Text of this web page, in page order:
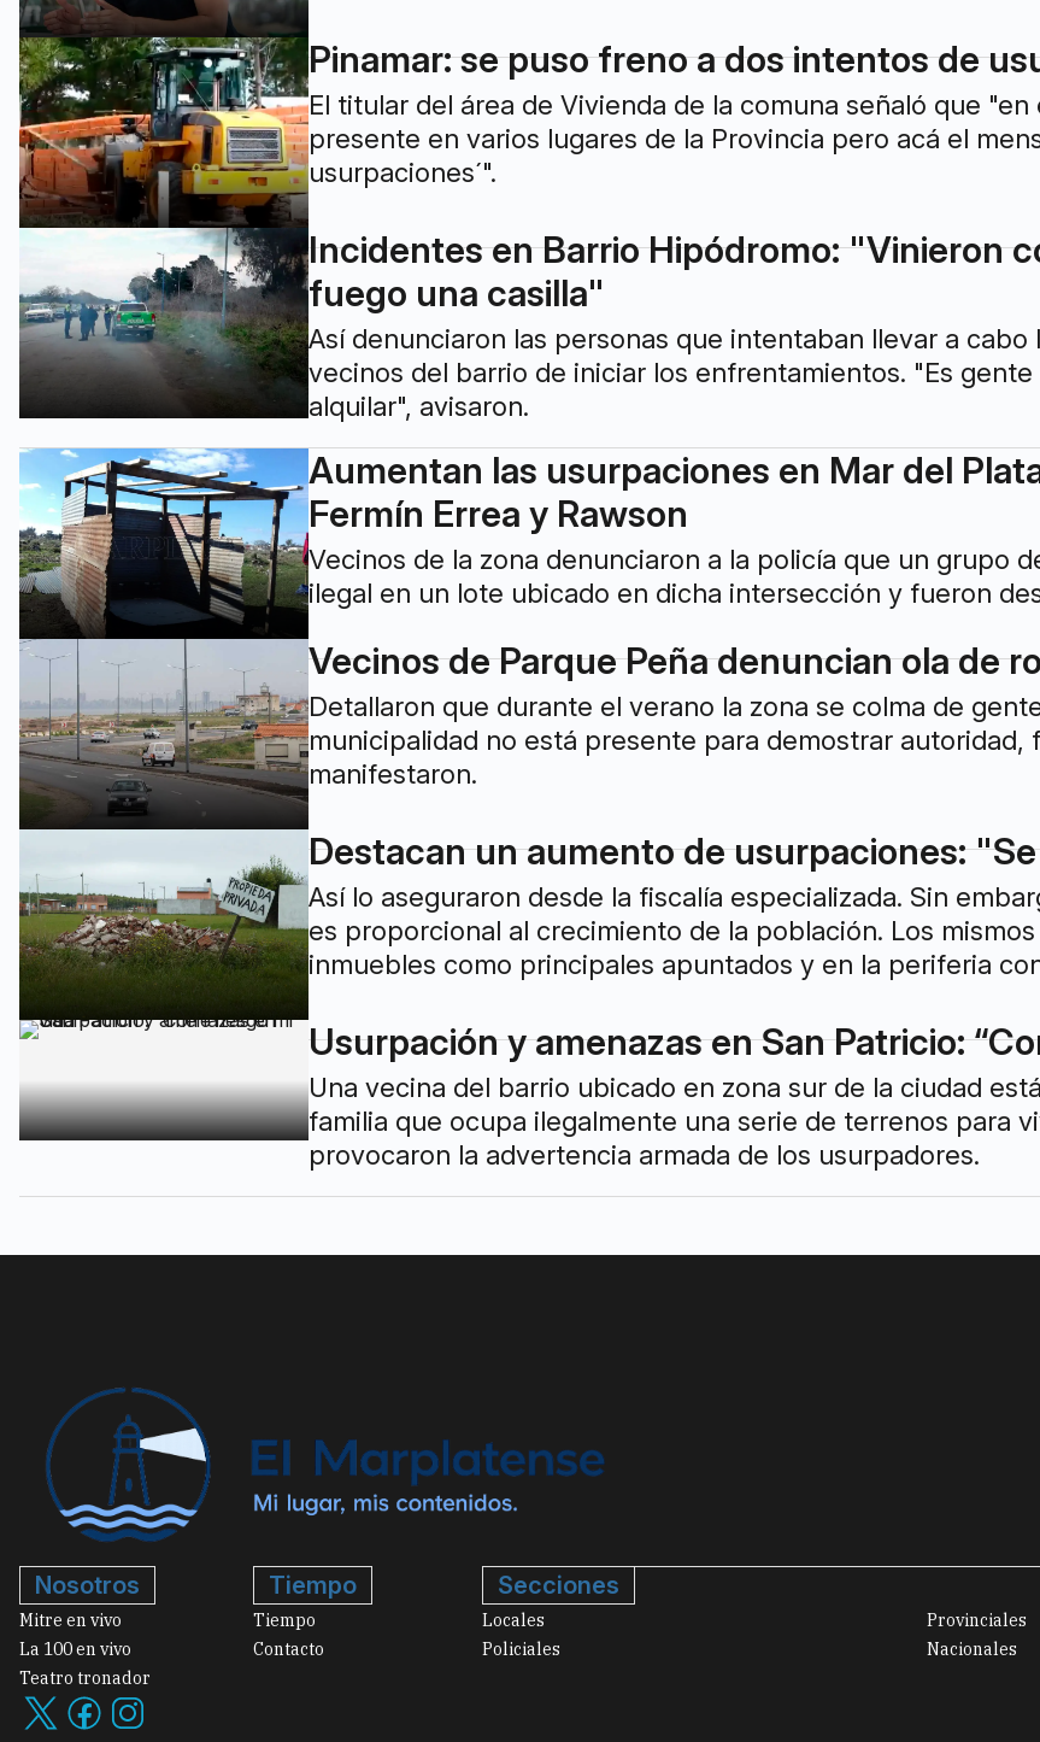
Pinamar: se puso freno a dos intentos de
El titular del área de Vivienda de la comuna señaló que
presente en varios lugares de la Provincia pero acá el
usurpaciones´".
Incidentes en Barrio Hipódromo: "Vinieron
fuego una casilla"
Así denunciaron las personas que intentaban llevar a
vecinos del barrio de iniciar los enfrentamientos. "Es
alquilar", avisaron.
Aumentan las usurpaciones en Mar del
Fermín Errea y Rawson
Vecinos de la zona denunciaron a la policía que un grupo
ilegal en un lote ubicado en dicha intersección y fueron
Vecinos de Parque Peña denuncian ola de
Detallaron que durante el verano la zona se colma de
municipalidad no está presente para demostrar
manifestaron.
Destacan un aumento de usurpaciones:
Así lo aseguraron desde la fiscalía especializada. Sin
es proporcional al crecimiento de la población. Los
inmuebles como principales apuntados y en la periferia
Usurpación y amenazas en San Patricio:
Una vecina del barrio ubicado en zona sur de la ciudad
familia que ocupa ilegalmente una serie de terrenos para
provocaron la advertencia armada de los usurpadores.
Nosotros
Mitre en vivo
La 100 en vivo
Teatro tronador
Tiempo
Tiempo
Contacto
Secciones
Locales
Policiales
Provinciales
Nacionales